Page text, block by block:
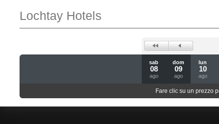
Lochtay Hotels
sab
08
ago
dom
09
ago
lun
10
ago
Fare clic su un prezzo